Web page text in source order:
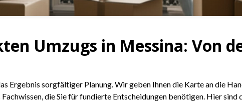
Umzugs in Messina: Von
Ergebnis sorgfältiger Planung. Wir geben Ihnen die Karte an die
die Sie für fundierte Entscheidungen benötigen. Hier